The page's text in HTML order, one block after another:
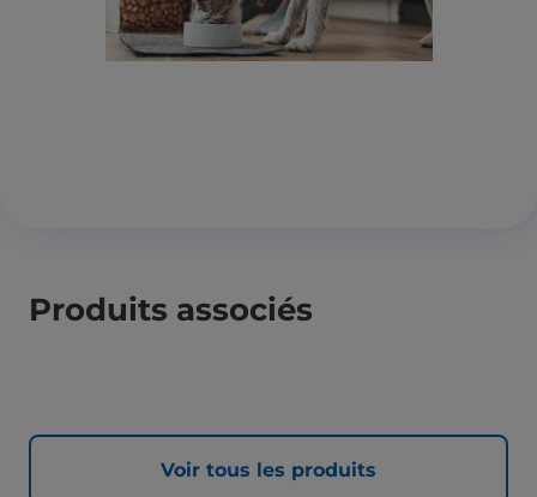
Produits associés
Voir tous les produits